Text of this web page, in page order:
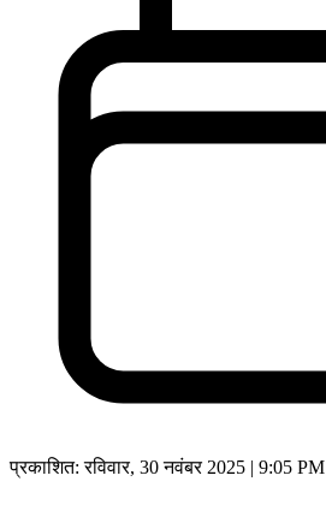
प्रकाशित:रविवार, 30 नवंबर 2025 | 9:05 PM